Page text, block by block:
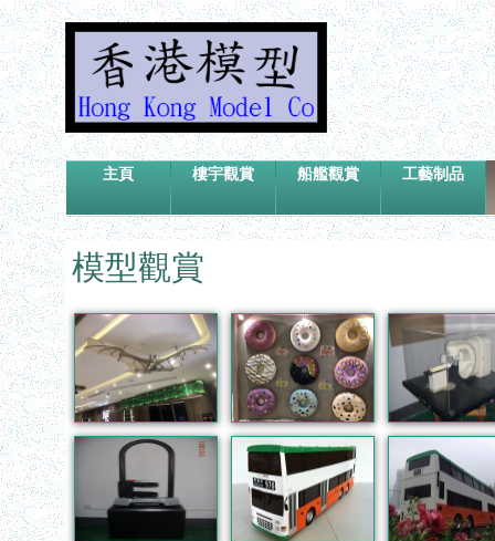
主頁 樓宇觀賞 船艦觀賞 工藝制品
模型觀賞